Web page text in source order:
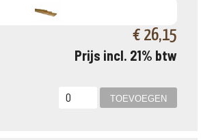
€ 26,15
Prijs incl. 21% btw